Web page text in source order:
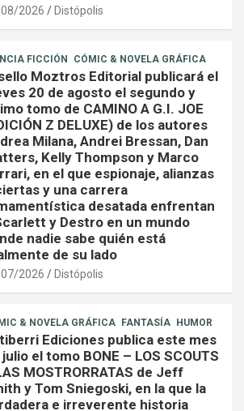
2026 Distópolis
FICCIÓN CÓMIC & NOVELA GRÁFICA
Moztros Editorial publicará el
20 de agosto el segundo y
tomo de CAMINO A G.I. JOE
Z DELUXE) de los autores
Milana, Andrei Bressan, Dan
Kelly Thompson y Marco
en el que espionaje, alianzas
y una carrera
desatada enfrentan
y Destro en un mundo
nadie sabe quién está
de su lado
2026 Distópolis
& NOVELA GRÁFICA FANTASÍA HUMOR
Ediciones publica este mes
el tomo BONE – LOS SCOUTS
MOSTRORRATAS de Jeff
y Tom Sniegoski, en la que la
e irreverente historia